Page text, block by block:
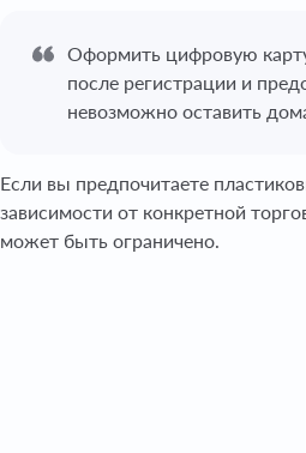
Оформить цифровую карту
после регистрации и
невозможно оставить
Если вы предпочитаете
зависимости от конкретной
может быть ограничено.